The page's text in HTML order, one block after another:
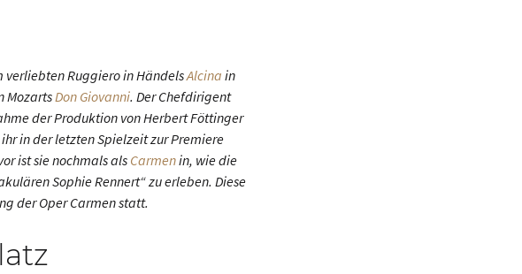
verliebten Ruggiero in HändelsAlcina in
MozartsDon Giovanni. Der Chefdirigent
der Produktion von Herbert Föttinger
in der letzten Spielzeit zur Premiere
ist sie nochmals alsCarmenin, wie die
Sophie Rennert“ zu erleben. Diese
der OperCarmenstatt.